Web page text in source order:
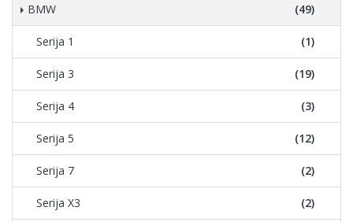
BMW (49)
Serija 1 (1)
Serija 3 (19)
Serija 4 (3)
Serija 5 (12)
Serija 7 (2)
Serija X3 (2)